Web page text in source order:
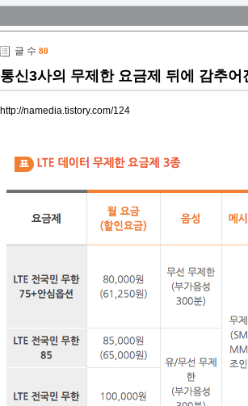
글 수 80
통신3사의 무제한 요금제 뒤에 감추
http://namedia.tistory.com/124